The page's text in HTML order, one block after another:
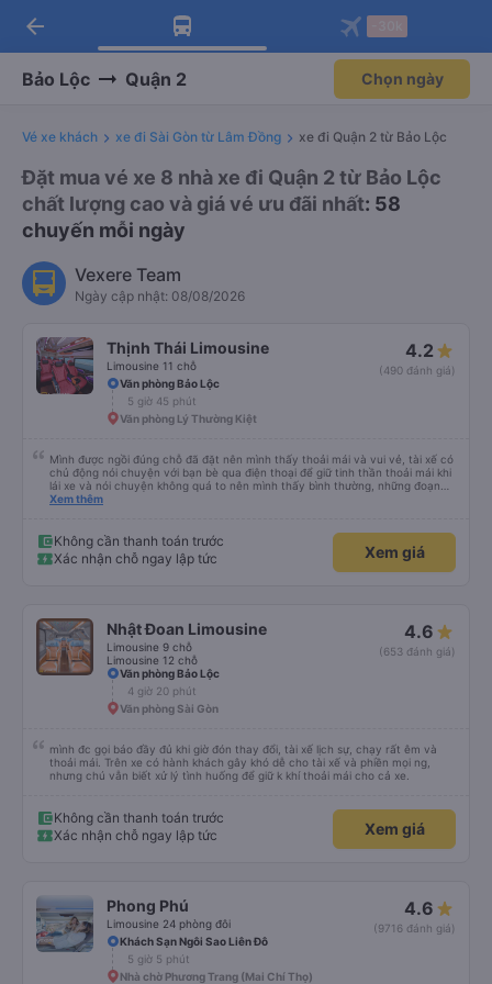
Tải app Vexere ngay!
Nhận ưu đãi thành viên độc
Mở app
Tải app Vexere
-30k/ghế khi đặt vé máy bay qua
Mở app
arrow_back
Bảo Lộc Quận 2 Chọn ngày
Vé xe khách xe đi Sài Gòn từ Lâm Đồng xe đi Quận 2 từ Bảo Lộc
Đặt mua vé xe 8 nhà xe đi Quận 2 từ Bảo Lộc
chất lượng cao và giá vé ưu đãi nhất: 58
chuyến mỗi ngày
Vexere Team
Ngày cập nhật: 08/08/2026
Thịnh Thái Limousine
Limousine 11 chỗ
4.2
(490 đánh giá)
Văn phòng Bảo Lộc
5 giờ 45 phút
Văn phòng Lý Thường Kiệt
Mình được ngồi đúng chỗ đã đặt nên mình thấy thoải mái và vui vẻ, tài xế có
chủ động nói chuyện với bạn bè qua điện thoại để giữ tinh thần thoải mái khi
lái xe và nói chuyện không quá to nên mình thấy bình thường, những đoạn
cần tập trung như vào đường đèo thì tài xế ngừng lại để tập trung. Tài xế
sạch, thoải mái không mùi nhiều.
Xem thêm
Không cần thanh toán trước
Xác nhận chỗ ngay lập tức
Xem giá
Nhật Đoan Limousine
Limousine 9 chỗ
Limousine 12 chỗ
4.6
(653 đánh giá)
Văn phòng Bảo Lộc
4 giờ 20 phút
Văn phòng Sài Gòn
mình đc gọi báo đầy đủ khi giờ đón thay đổi, tài xế lịch sự, chạy rất êm và
thoải mái. Trên xe có hành khách gây khó dễ cho tài xế và phiền mọi ng,
nhưng chú vẫn biết xử lý tình huống để giữ k khí thoải mái cho cả xe.
Không cần thanh toán trước
Xác nhận chỗ ngay lập tức
Xem giá
Phong Phú
Limousine 24 phòng đôi
4.6
(9716 đánh giá)
Khách Sạn Ngôi Sao Liên Đô
5 giờ 5 phút
Nhà chờ Phương Trang (Mai Chí Thọ)